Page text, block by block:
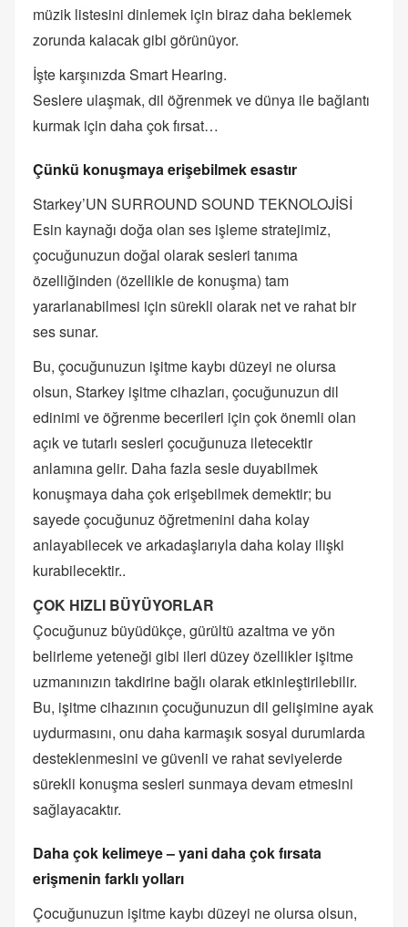
müzik listesini dinlemek için biraz daha beklemek
zorunda kalacak gibi görünüyor.
İşte karşınızda Smart Hearing.
Seslere ulaşmak, dil öğrenmek ve dünya ile bağlantı
kurmak için daha çok fırsat…
Çünkü konuşmaya erişebilmek esastır
Starkey’UN SURROUND SOUND TEKNOLOJİSİ
Esin kaynağı doğa olan ses işleme stratejimiz,
çocuğunuzun doğal olarak sesleri tanıma
özelliğinden (özellikle de konuşma) tam
yararlanabilmesi için sürekli olarak net ve rahat bir
ses sunar.
Bu, çocuğunuzun işitme kaybı düzeyi ne olursa
olsun, Starkey işitme cihazları, çocuğunuzun dil
edinimi ve öğrenme becerileri için çok önemli olan
açık ve tutarlı sesleri çocuğunuza iletecektir
anlamına gelir. Daha fazla sesle duyabilmek
konuşmaya daha çok erişebilmek demektir; bu
sayede çocuğunuz öğretmenini daha kolay
anlayabilecek ve arkadaşlarıyla daha kolay ilişki
kurabilecektir..
ÇOK HIZLI BÜYÜYORLAR
Çocuğunuz büyüdükçe, gürültü azaltma ve yön
belirleme yeteneği gibi ileri düzey özellikler işitme
uzmanınızın takdirine bağlı olarak etkinleştirilebilir.
Bu, işitme cihazının çocuğunuzun dil gelişimine ayak
uydurmasını, onu daha karmaşık sosyal durumlarda
desteklenmesini ve güvenli ve rahat seviyelerde
sürekli konuşma sesleri sunmaya devam etmesini
sağlayacaktır.
Daha çok kelimeye – yani daha çok fırsata
erişmenin farklı yolları
Çocuğunuzun işitme kaybı düzeyi ne olursa olsun,